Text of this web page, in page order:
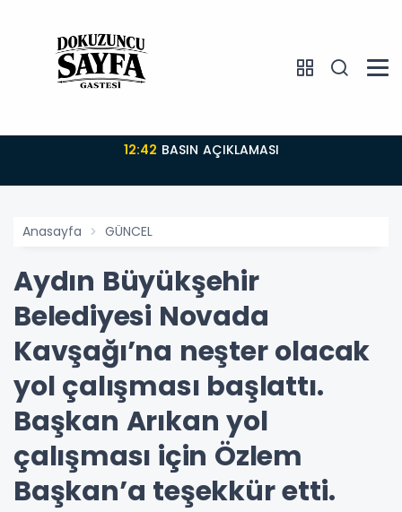
12:42 BASIN AÇIKLAMASI
Anasayfa GÜNCEL
Aydın Büyükşehir
Belediyesi Novada
Kavşağı’na neşter olacak
yol çalışması başlattı.
Başkan Arıkan yol
çalışması için Özlem
Başkan’a teşekkür etti.